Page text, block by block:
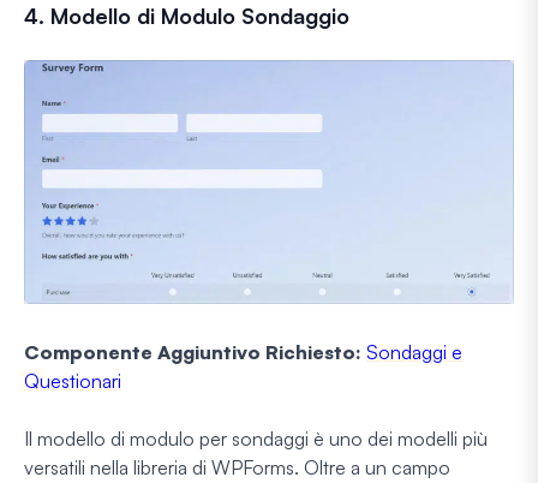
4. Modello di Modulo Sondaggio
Componente Aggiuntivo Richiesto: Sondaggi e
Questionari
Il modello di modulo per sondaggi è uno dei modelli più
versatili nella libreria di WPForms. Oltre a un campo